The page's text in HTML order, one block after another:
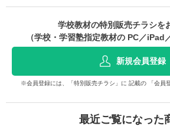
学校教材の特別販売チラシを
（学校・学習塾指定教材の PC／iPad
新規会員登録
※会員登録には、「特別販売チラシ」に 記載の 「会員
最近ご覧になった